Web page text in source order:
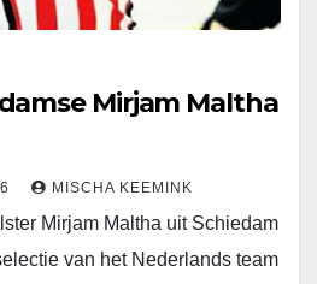
Mirjam Maltha
MISCHA KEEMINK
Mirjam Maltha uit Schiedam
van het Nederlands team